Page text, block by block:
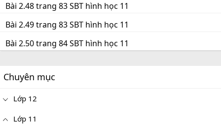
Bài 2.48 trang 83 SBT hình học 11
Bài 2.49 trang 83 SBT hình học 11
Bài 2.50 trang 84 SBT hình học 11
Chuyên mục
Lớp 12
Lớp 11